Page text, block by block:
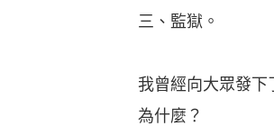
三、監獄。
我曾經向大眾發下了
為什麼？